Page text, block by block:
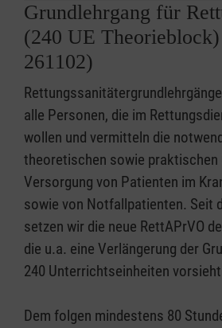
Grundlehrgang für
(240 UE
261102)
alle Personen, die im
wollen und vermitteln die
theoretischen sowie praktischen
Versorgung von Patienten im
sowie von Notfallpatienten. Seit
setzen wir die neue RettAPrVO
die u.a. eine Verlängerung der
240 Unterrichtseinheiten
Dem folgen mindestens 80